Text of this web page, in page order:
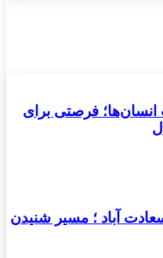
انسان‌ها؛ فرصتی برای
آباد ؛ مسیر شنیدن